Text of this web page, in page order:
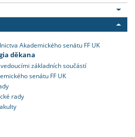
Akademického senátu FF UK
děkana
základních součástí
senátu FF UK
rady